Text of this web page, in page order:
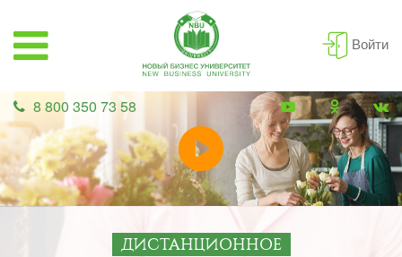
Войти
8 800 350 73 58
ДИСТАНЦИОННОЕ